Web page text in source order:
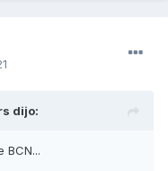
dijo: